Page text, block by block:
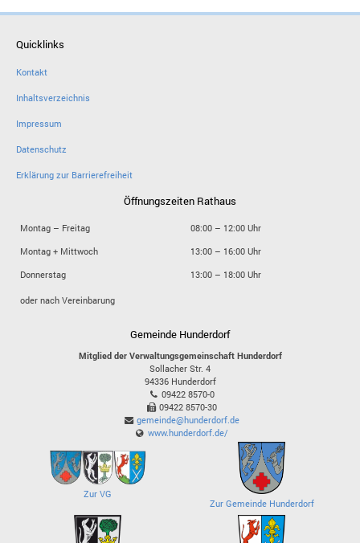
Quicklinks
Kontakt
Inhaltsverzeichnis
Impressum
Datenschutz
Erklärung zur Barrierefreiheit
Öffnungszeiten Rathaus
Montag – Freitag
08:00 – 12:00 Uhr
Montag + Mittwoch
13:00 – 16:00 Uhr
Donnerstag
13:00 – 18:00 Uhr
oder nach Vereinbarung
Gemeinde Hunderdorf
Mitglied der Verwaltungsgemeinschaft Hunderdorf
Sollacher Str. 4
94336 Hunderdorf
09422 8570-0
09422 8570-30
gemeinde@hunderdorf.de
www.hunderdorf.de/
Zur VG
Zur Gemeinde Hunderdorf